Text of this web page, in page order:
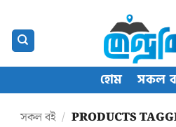
content
হোম সকল
সকল বই / PRODUCTS